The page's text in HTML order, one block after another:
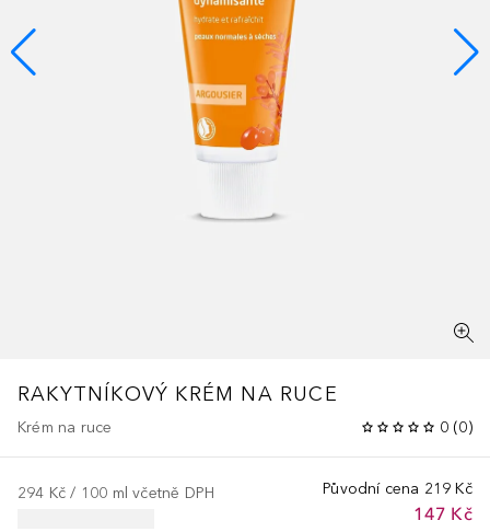
RAKYTNÍKOVÝ KRÉM NA RUCE
Krém na ruce 0 (0)
Původní cena 219 Kč
147 Kč
294 Kč / 100 ml včetně DPH